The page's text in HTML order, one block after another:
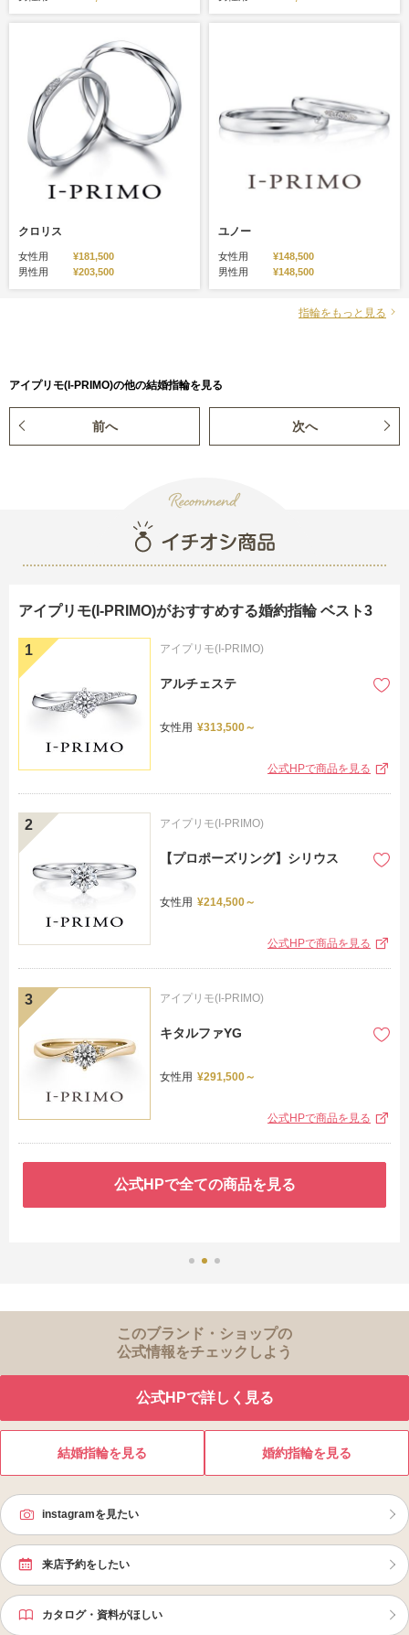
クロリス
女性用
¥181,500
男性用
¥203,500
ユノー
女性用
¥148,500
男性用
¥148,500
指輪をもっと見る
アイプリモ(I-PRIMO)の他の結婚指輪を見る
前へ 次へ
アイプリモ(I-PRIMO)がおすすめする婚約指輪 ベスト3
アイプリモ(I-PRIMO)
アルチェステ
女性用 ¥313,500～
公式HPで商品を見る
アイプリモ(I-PRIMO)
【プロポーズリング】シリウス
女性用 ¥214,500～
公式HPで商品を見る
アイプリモ(I-PRIMO)
キタルファYG
女性用 ¥291,500～
公式HPで商品を見る
公式HPで全ての商品を見る
このブランド・ショップの
公式情報をチェックしよう
公式HPで詳しく見る
結婚指輪を見る 婚約指輪を見る
instagramを見たい
来店予約をしたい
カタログ・資料がほしい